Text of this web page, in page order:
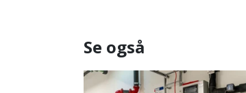
Se også